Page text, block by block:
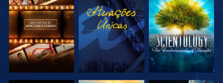
EXPLORAR A
SÉRIE
VER
EXPLORAR A
SÉRIE